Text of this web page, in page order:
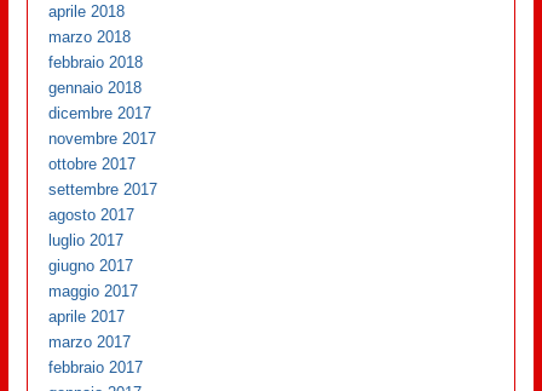
aprile 2018
marzo 2018
febbraio 2018
gennaio 2018
dicembre 2017
novembre 2017
ottobre 2017
settembre 2017
agosto 2017
luglio 2017
giugno 2017
maggio 2017
aprile 2017
marzo 2017
febbraio 2017